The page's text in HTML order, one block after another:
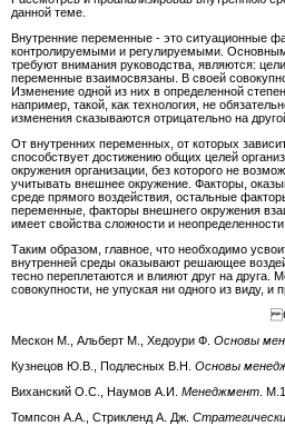
данной теме.
Внутренние переменные - это ситуационные
контролируемыми и регулируемыми.
требуют внимания руководства, являются:
переменные взаимосвязаны. В своей
Изменение одной из них в определенной
например, такой, как технология, не
изменения сказываются отрицательно на
От внутренних переменных, от которых
способствует достижению общих целей
окружения организации, без которого не
учитывать внешнее окружение. Факторы,
среде прямого воздействия, остальные
переменные, факторы внешнего окружения
имеет свойства сложности и
Таким образом, главное, что необходимо
внутренней среды оказывают решающее
тесно переплетаются и влияют друг на друга.
совокупности, не упуская ни одного из виду,
Мескон М., Альберт М., Хедоури Ф. Основы
Кузнецов Ю.В., Подлесных В.Н. Основы
Виханский О.С., Наумов А.И. Менеджмент .
Томпсон А.А., Стрикленд А. Дж.